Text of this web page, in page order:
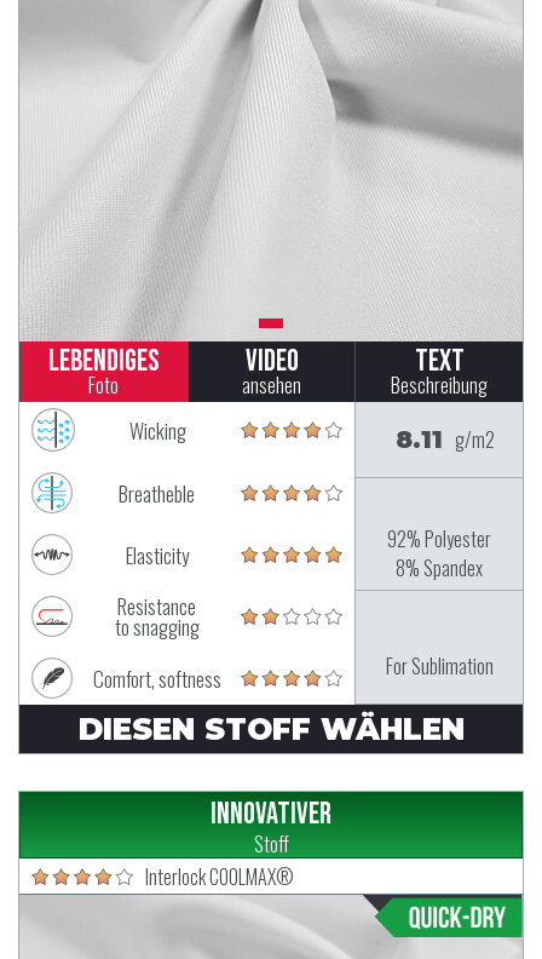
Lebendiges
Foto
Video
ansehen
Text
Beschreibung
Wicking
Breatheble
Elasticity
Resistance
to snagging
Comfort, softness
8.11 g/m2
92% Polyester
8% Spandex
For Sublimation
DIESEN STOFF WÄHLEN
Innovativer
Stoff
Interlock COOLMAX®